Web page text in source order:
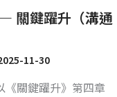
關鍵躍升（溝通
11-30
《關鍵躍升》第四章